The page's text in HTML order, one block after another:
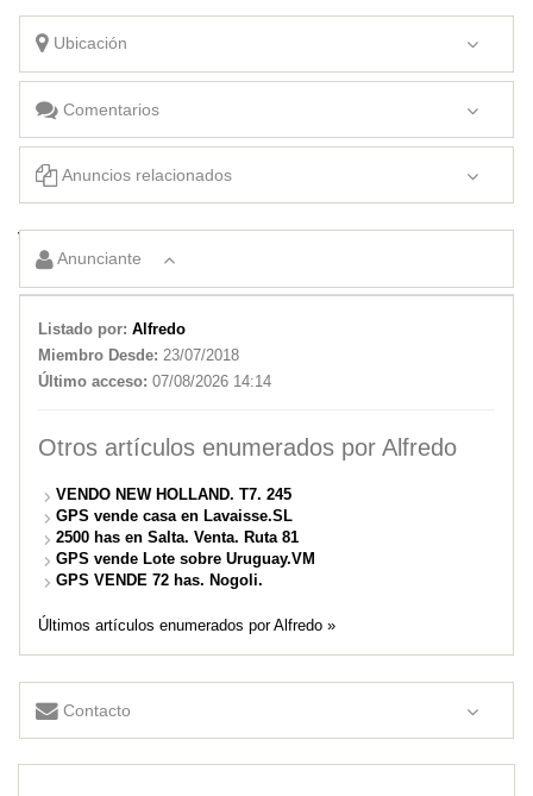
Ubicación
Comentarios
Anuncios relacionados
VENDO CASA EN VILLA MERCEDES.
Anunciante
Listado por: Alfredo
Miembro Desde: 23/07/2018
Último acceso: 07/08/2026 14:14
Otros artículos enumerados por Alfredo
VENDO NEW HOLLAND. T7. 245
GPS vende casa en Lavaisse.SL
2500 has en Salta. Venta. Ruta 81
GPS vende Lote sobre Uruguay.VM
GPS VENDE 72 has. Nogoli.
Últimos artículos enumerados por Alfredo »
Contacto